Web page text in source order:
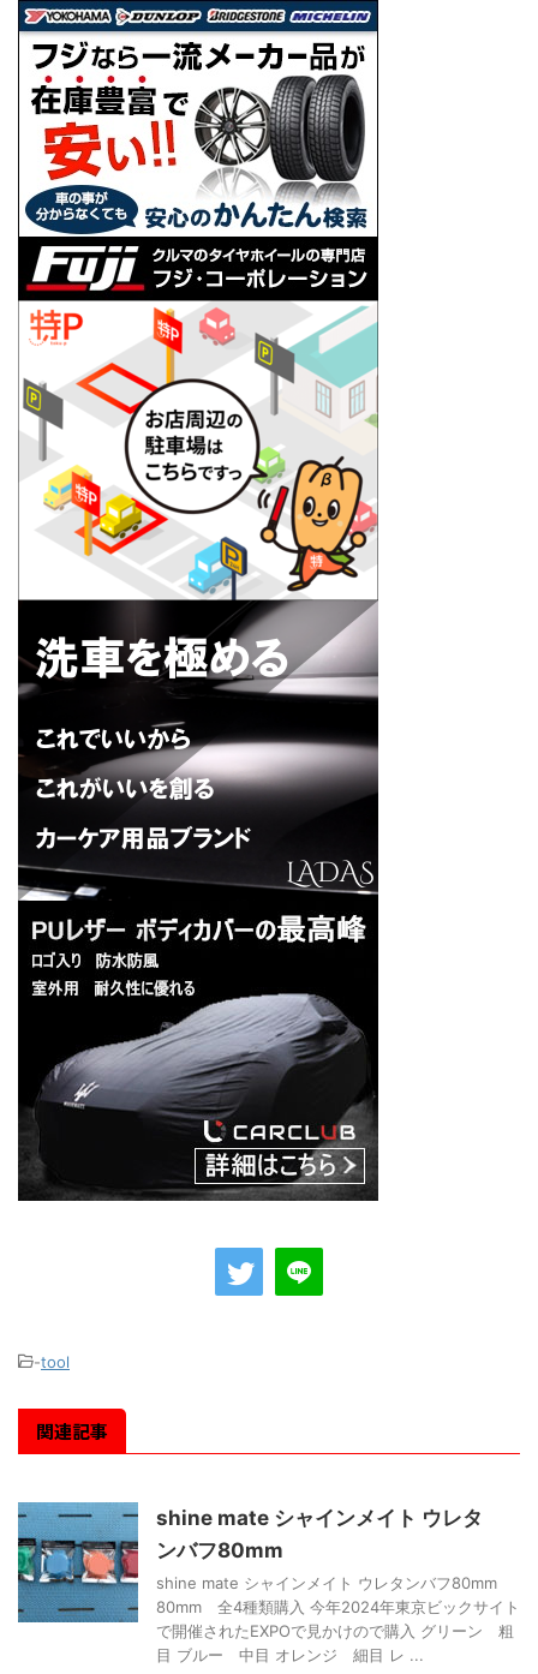
-tool
関連記事
shine mate シャインメイト ウレタ
ンバフ80mm
shine mate シャインメイト ウレタンバフ80mm
80mm 全4種類購入 今年2024年東京ビックサイト
で開催されたEXPOで見かけので購入 グリーン 粗
目 ブルー 中目 オレンジ 細目 レ ...